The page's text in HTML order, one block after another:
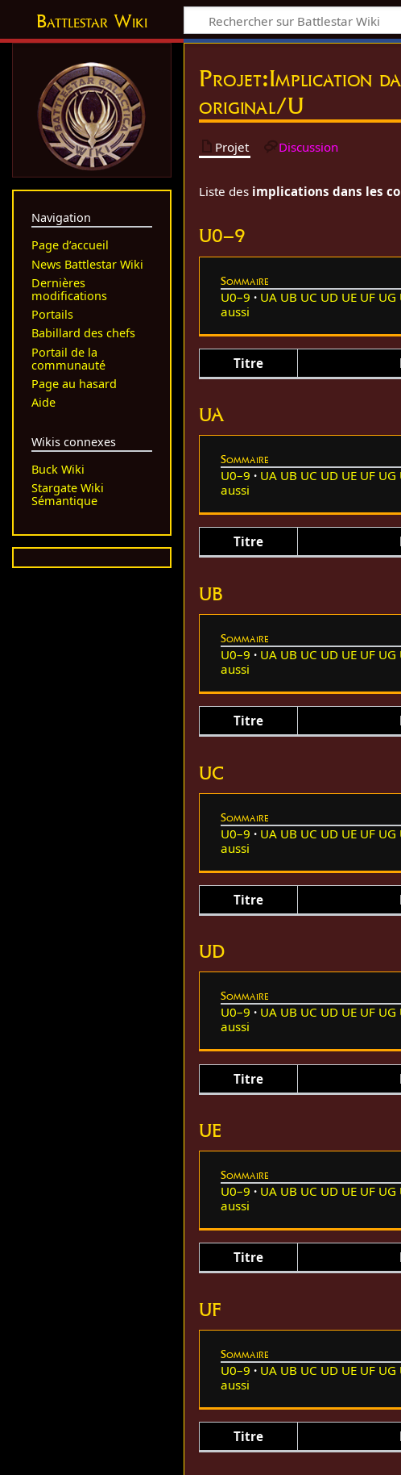
Battlestar Wiki
Projet:Implication
original/U
Projet Discussion
Liste des implications dans les
U0–9
Sommaire
U0–9 UA UB UC UD UE UF UG
aussi
Titre
UA
Sommaire
U0–9 UA UB UC UD UE UF UG
aussi
Titre
UB
Sommaire
U0–9 UA UB UC UD UE UF UG
aussi
Titre
UC
Sommaire
U0–9 UA UB UC UD UE UF UG
aussi
Titre
UD
Sommaire
U0–9 UA UB UC UD UE UF UG
aussi
Titre
UE
Sommaire
U0–9 UA UB UC UD UE UF UG
aussi
Titre
UF
Sommaire
U0–9 UA UB UC UD UE UF UG
aussi
Titre
Navigation
Page d’accueil
News Battlestar Wiki
Dernières
modifications
Portails
Babillard des chefs
Portail de la
communauté
Page au hasard
Aide
Wikis connexes
Buck Wiki
Stargate Wiki
Sémantique